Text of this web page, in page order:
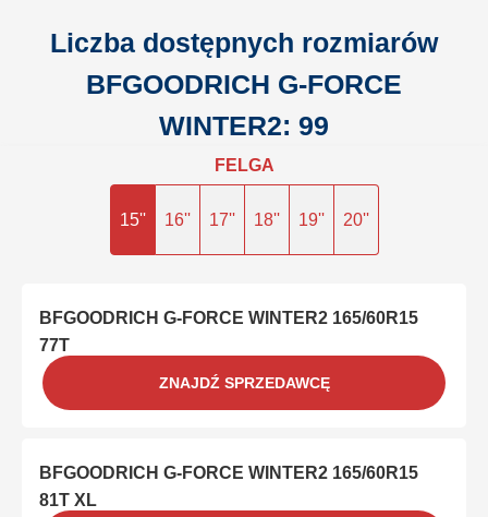
Liczba dostępnych rozmiarów
BFGOODRICH G-FORCE
WINTER2: 99
FELGA
15'' 16'' 17'' 18'' 19'' 20''
BFGOODRICH G-FORCE WINTER2 165/60R15
77T
ZNAJDŹ SPRZEDAWCĘ
BFGOODRICH G-FORCE WINTER2 165/60R15
81T XL